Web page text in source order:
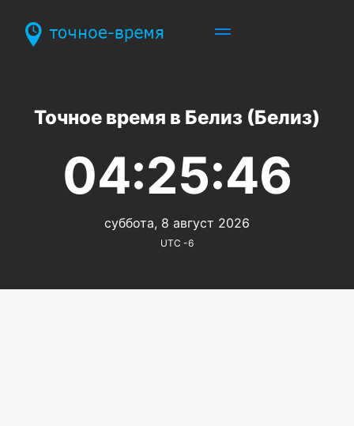
Точное время в Белиз (Белиз)
04:25:46
суббота, 8 август 2026
UTC -6